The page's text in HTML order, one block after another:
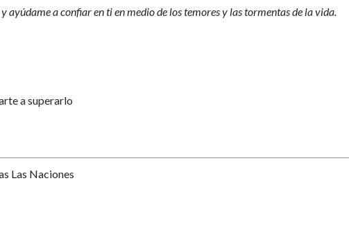
ayúdame a confiar en ti en medio de los temores y las tormentas de la vida.
a superarlo
Las Naciones